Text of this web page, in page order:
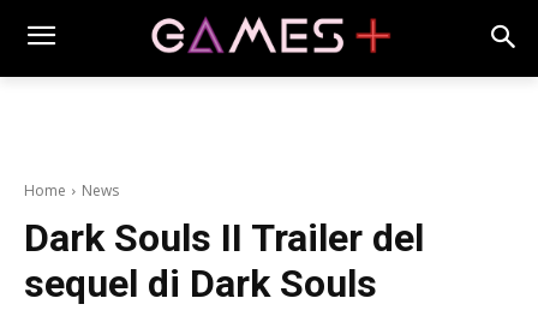
Home News
Dark Souls II Trailer del
sequel di Dark Souls